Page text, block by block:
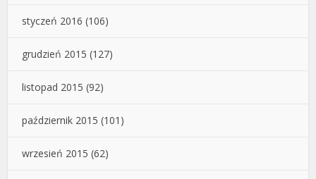
styczeń 2016 (106)
grudzień 2015 (127)
listopad 2015 (92)
październik 2015 (101)
wrzesień 2015 (62)